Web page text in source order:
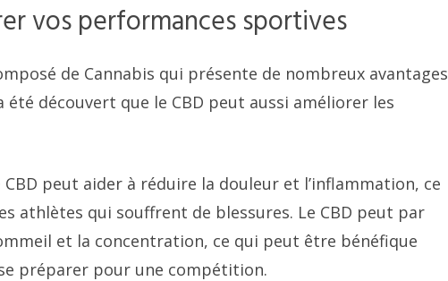
vos performances sportives
de Cannabis qui présente de nombreux avantages
été découvert que le CBD peut aussi améliorer les
peut aider à réduire la douleur et l’inflammation, ce
athlètes qui souffrent de blessures. Le CBD peut par
et la concentration, ce qui peut être bénéfique
préparer pour une compétition.